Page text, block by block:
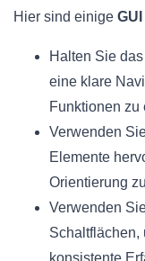
Hier sind einige
Halten Sie
eine klare
Funktionen zu
Verwenden
Elemente
Orientierung
Verwenden
Schaltflächen,
konsistente